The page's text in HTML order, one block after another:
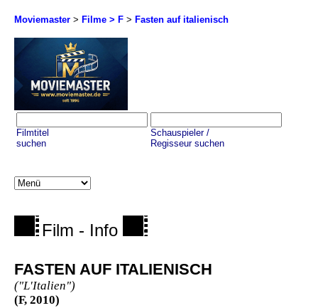
Moviemaster > Filme > F > Fasten auf italienisch
Filmtitel
suchen
Schauspieler /
Regisseur suchen
Film - Info
FASTEN AUF ITALIENISCH
("L'Italien")
(F, 2010)